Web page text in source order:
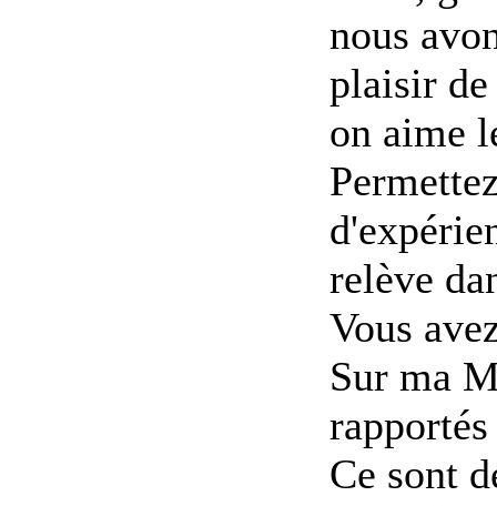
nous
plaisir
on aime
relève
Vous
Sur ma
Ce sont